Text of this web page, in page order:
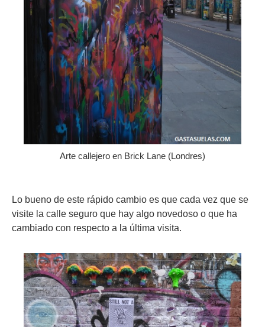
Arte callejero en Brick Lane (Londres)
Lo bueno de este rápido cambio es que cada vez que se
visite la calle seguro que hay algo novedoso o que ha
cambiado con respecto a la última visita.